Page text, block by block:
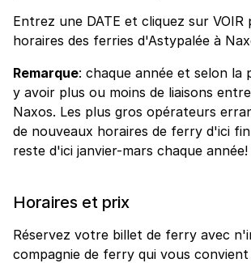
Entrez une DATE et cliquez sur VOIR
horaires des ferries d'Astypalée à
Remarque: chaque année et selon la
y avoir plus ou moins de liaisons
Naxos. Les plus gros opérateurs
de nouveaux horaires de ferry d'ici
reste d'ici janvier-mars chaque année!
Horaires et prix
Réservez votre billet de ferry avec
compagnie de ferry qui vous